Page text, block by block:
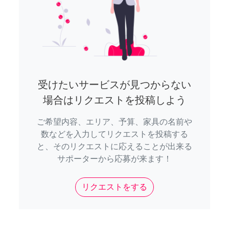
受けたいサービスが見つからない
場合はリクエストを投稿しよう
ご希望内容、エリア、予算、家具の名前や
数などを入力してリクエストを投稿する
と、そのリクエストに応えることが出来る
サポーターから応募が来ます！
リクエストをする